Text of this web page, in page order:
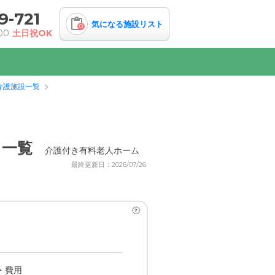
721
土日祝OK
0 気になる施設リスト
護施設一覧
覧 介護付き有料老人ホーム
最終更新日：2026/07/26
?
費用